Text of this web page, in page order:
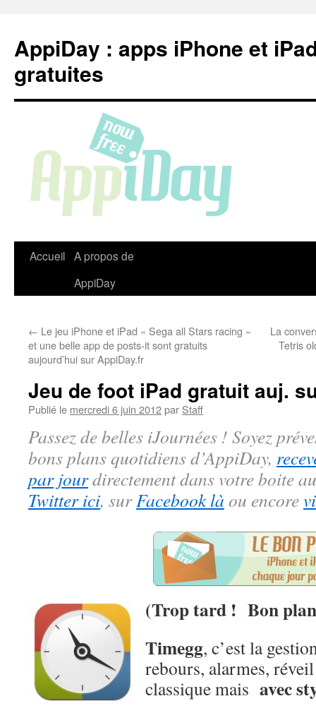
contenu
AppiDay : apps iPhone et
gratuites
Accueil A propos de
AppiDay
← Le jeu iPhone et iPad « Sega all Stars racing »
et une belle app de posts-it sont gratuits
aujourd’hui sur AppiDay.fr
La
Tetris
Jeu de foot iPad gratuit auj.
Publié le mercredi 6 juin 2012par Staff
Passez de belles iJournées ! Soyez
bons plans quotidiens d’AppiDay,
par jourdirectement dans votre boite
Twitter ici, surFacebook là ou encore
(Trop tard ! Bon
Timegg, c’est la
rebours, alarmes,
classique mais avec